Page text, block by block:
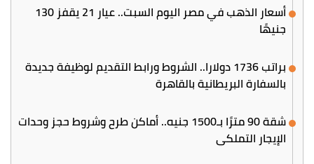
أسعار الذهب في مصر اليوم السبت.. عيار 21 يقفز 130
جنيهًا
براتب 1736 دولارا.. الشروط ورابط التقديم لوظيفة جديدة
بالسفارة البريطانية بالقاهرة
شقة 90 مترًا بـ1500 جنيه.. أماكن طرح وشروط حجز وحدات
الإيجار التملكي